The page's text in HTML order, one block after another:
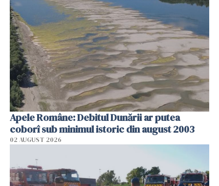
Apele Române: Debitul Dunării ar putea
coborî sub minimul istoric din august 2003
02 AUGUST 2026